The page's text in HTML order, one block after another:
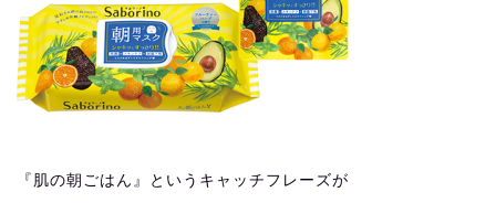
『肌の朝ごはん』というキャッチフレーズが